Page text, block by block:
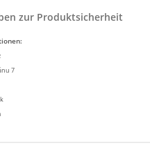
zur Produktsicherheit
7